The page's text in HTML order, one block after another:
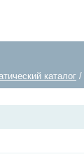
каталог /